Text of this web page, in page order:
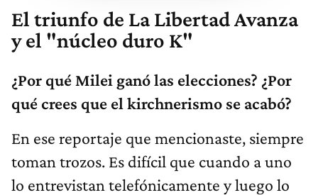
El triunfo de La Libertad Avanza
y el "núcleo duro K"
¿Por qué Milei ganó las elecciones? ¿Por
qué crees que el kirchnerismo se acabó?
En ese reportaje que mencionaste, siempre
toman trozos. Es difícil que cuando a uno
lo entrevistan telefónicamente y luego lo